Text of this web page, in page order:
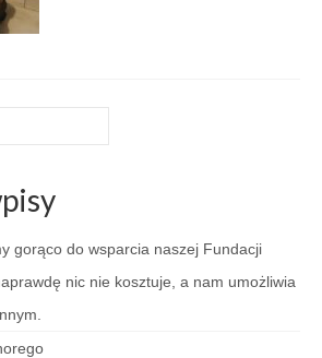
gorąco do wsparcia naszej Fundacji
nic nie kosztuje, a nam umożliwia